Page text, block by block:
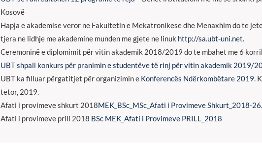
Kosovë
Hapja e akademise veror ne Fakultetin e Mekatronikese dhe Menaxhim do te
tjera ne lidhje me akademine munden me gjete ne linuk http://sa.ubt-uni.net.
Ceremoninë e diplomimit për vitin akademik 2018/2019 do te mbahet me 6
UBT shpall konkurs për pranimin e studentëve të rinj për vitin akademik 2019/
UBT ka filluar përgatitjet për organizimin e Konferencës Ndërkombëtare 2019.
tetor, 2019.
Afati i provimeve shkurt 2018MEK_BSc_MSc_Afati i Provimeve Shkurt_2018-
Afati i provimeve prill 2018 BSc MEK_Afati i Provimeve PRILL_2018